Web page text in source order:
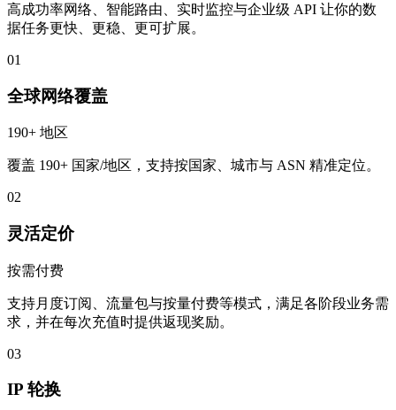
高成功率网络、智能路由、实时监控与企业级 API 让你的数
据任务更快、更稳、更可扩展。
01
全球网络覆盖
190+ 地区
覆盖 190+ 国家/地区，支持按国家、城市与 ASN 精准定位。
02
灵活定价
按需付费
支持月度订阅、流量包与按量付费等模式，满足各阶段业务需
求，并在每次充值时提供返现奖励。
03
IP 轮换